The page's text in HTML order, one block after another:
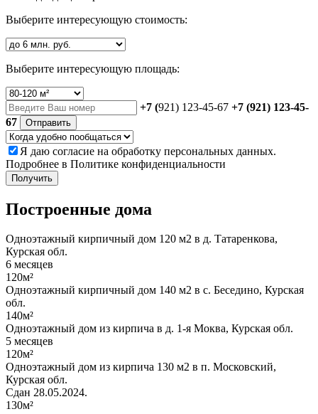
Выберите интересующую стоимость:
Выберите интересующую площадь:
+7 (921) 123-45-67 +7 (921) 123-45-
67
Отправить
Я даю согласие на обработку персональных данных.
Подробнее в Политике конфиденциальности
Получить
Построенные дома
Одноэтажный кирпичный дом 120 м2 в д. Татаренкова,
Курская обл.
6 месяцев
120м²
Одноэтажный кирпичный дом 140 м2 в с. Беседино, Курская
обл.
140м²
Одноэтажный дом из кирпича в д. 1-я Моква, Курская обл.
5 месяцев
120м²
Одноэтажный дом из кирпича 130 м2 в п. Московский,
Курская обл.
Сдан 28.05.2024.
130м²